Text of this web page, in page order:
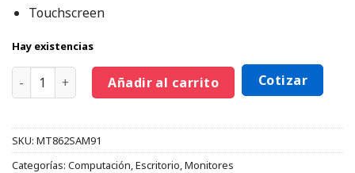
Touchscreen
Hay existencias
Añadir al carrito Cotizar
SKU: MT862SAM91
Categorías: Computación,Escritorio,Monitores